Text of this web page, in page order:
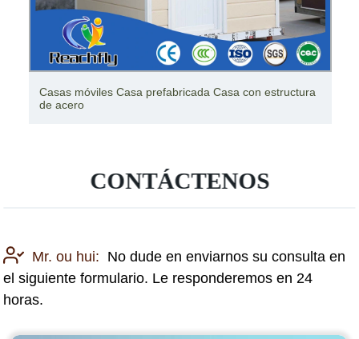
Casa prefabricada de alta calidad de la estructura de
acero de la casa de la villa
CONTÁCTENOS
Mr. ou hui: No dude en enviarnos su consulta en
el siguiente formulario. Le responderemos en 24
horas.